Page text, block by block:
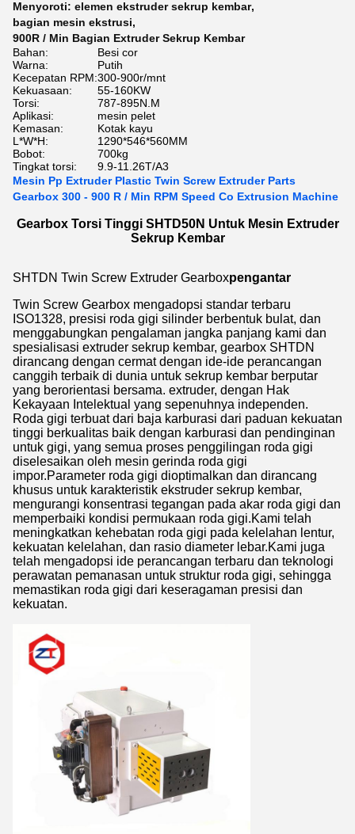
Menyoroti: elemen ekstruder sekrup kembar,
bagian mesin ekstrusi,
900R / Min Bagian Extruder Sekrup Kembar
Bahan:
Besi cor
Warna:
Putih
Kecepatan RPM:300-900r/mnt
Kekuasaan:
55-160KW
Torsi:
787-895N.M
Aplikasi:
mesin pelet
Kemasan:
Kotak kayu
L*W*H:
1290*546*560MM
Bobot:
700kg
Tingkat torsi:
9.9-11.26T/A3
Mesin Pp Extruder Plastic Twin Screw Extruder Parts
Gearbox 300 - 900 R / Min RPM Speed ​​Co Extrusion Machine
Gearbox Torsi Tinggi SHTD50N Untuk Mesin Extruder
Sekrup Kembar
SHTDN Twin Screw Extruder Gearboxpengantar
Twin Screw Gearbox mengadopsi standar terbaru
ISO1328, presisi roda gigi silinder berbentuk bulat, dan
menggabungkan pengalaman jangka panjang kami dan
spesialisasi extruder sekrup kembar, gearbox SHTDN
dirancang dengan cermat dengan ide-ide perancangan
canggih terbaik di dunia untuk sekrup kembar berputar
yang berorientasi bersama. extruder, dengan Hak
Kekayaan Intelektual yang sepenuhnya independen.
Roda gigi terbuat dari baja karburasi dari paduan kekuatan
tinggi berkualitas baik dengan karburasi dan pendinginan
untuk gigi, yang semua proses penggilingan roda gigi
diselesaikan oleh mesin gerinda roda gigi
impor.Parameter roda gigi dioptimalkan dan dirancang
khusus untuk karakteristik ekstruder sekrup kembar,
mengurangi konsentrasi tegangan pada akar roda gigi dan
memperbaiki kondisi permukaan roda gigi.Kami telah
meningkatkan kehebatan roda gigi pada kelelahan lentur,
kekuatan kelelahan, dan rasio diameter lebar.Kami juga
telah mengadopsi ide perancangan terbaru dan teknologi
perawatan pemanasan untuk struktur roda gigi, sehingga
memastikan roda gigi dari keseragaman presisi dan
kekuatan.